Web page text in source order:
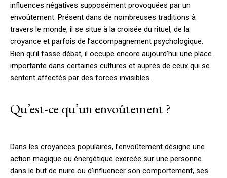
influences négatives supposément provoquées par un
envoûtement. Présent dans de nombreuses traditions à
travers le monde, il se situe à la croisée du rituel, de la
croyance et parfois de l’accompagnement psychologique.
Bien qu’il fasse débat, il occupe encore aujourd’hui une place
importante dans certaines cultures et auprès de ceux qui se
sentent affectés par des forces invisibles.
Qu’est-ce qu’un envoûtement ?
Dans les croyances populaires, l’envoûtement désigne une
action magique ou énergétique exercée sur une personne
dans le but de nuire ou d’influencer son comportement, ses